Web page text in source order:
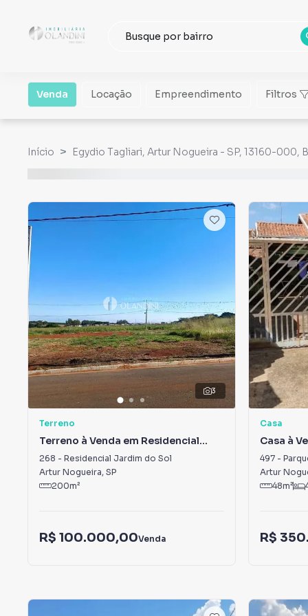
Venda Locação Empreendimento Filtros
Início Egydio Tagliari, Artur Nogueira - SP, 13160-000,
3
Terreno
Terreno à Venda em Residencial
Jardim do Sol
268 - Residencial Jardim do Sol
Artur Nogueira, SP
200m²
R$ 100.000,00Venda
Casa
Casa à
Itamaraty
497-
Artur
48m²
R$